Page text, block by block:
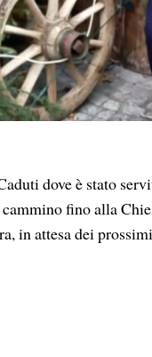
dove è stato
fino alla
in attesa dei